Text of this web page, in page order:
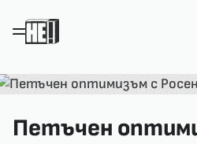
Петъчен